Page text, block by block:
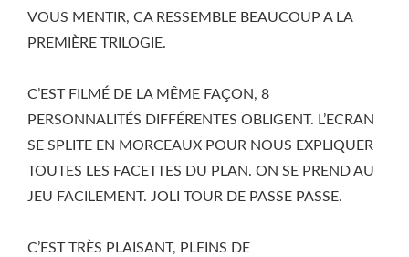
VOUS MENTIR, CA RESSEMBLE BEAUCOUP A LA
PREMIÈRE TRILOGIE.
C’EST FILMÉ DE LA MÊME FAÇON, 8
PERSONNALITÉS DIFFÉRENTES OBLIGENT. L’ECRAN
SE SPLITE EN MORCEAUX POUR NOUS EXPLIQUER
TOUTES LES FACETTES DU PLAN. ON SE PREND AU
JEU FACILEMENT. JOLI TOUR DE PASSE PASSE.
C’EST TRÈS PLAISANT, PLEINS DE